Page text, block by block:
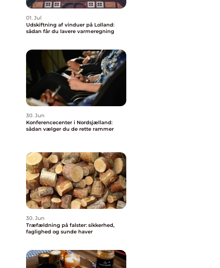
01. Jul
Udskiftning af vinduer på Lolland:
sådan får du lavere varmeregning
30. Jun
Konferencecenter i Nordsjælland:
sådan vælger du de rette rammer
30. Jun
Træfældning på falster: sikkerhed,
faglighed og sunde haver